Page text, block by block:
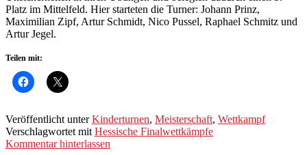
Platz im Mittelfeld. Hier starteten die Turner: Johann Prinz,
Maximilian Zipf, Artur Schmidt, Nico Pussel, Raphael Schmitz und
Artur Jegel.
Teilen mit:
Veröffentlicht unter Kinderturnen, Meisterschaft, Wettkampf
Verschlagwortet mit Hessische Finalwettkämpfe
Kommentar hinterlassen